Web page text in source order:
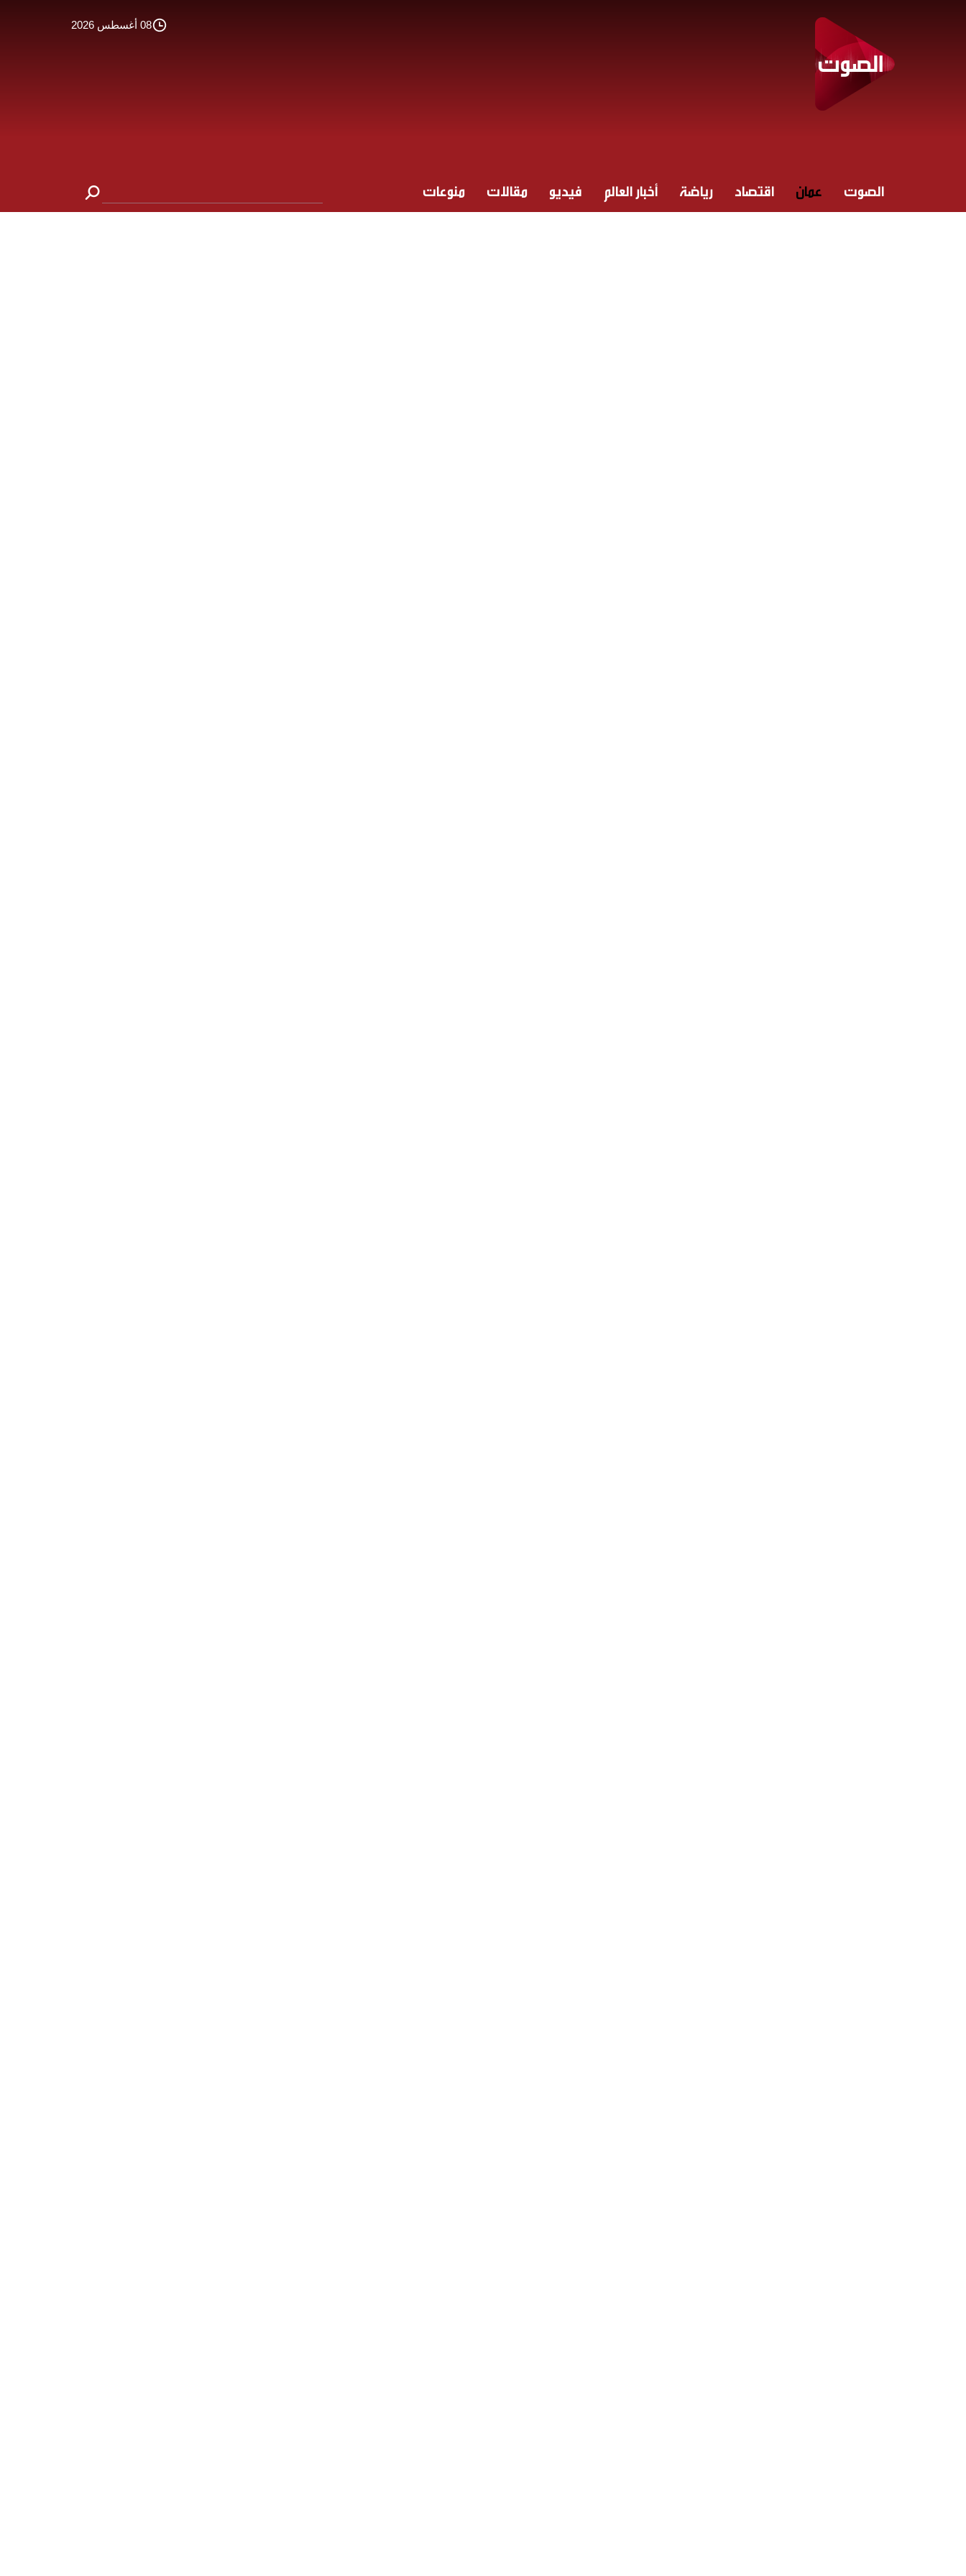
08 أغسطس 2026
الصوت عمان اقتصاد رياضة أخبار العالم فيديو مقالات منوعات